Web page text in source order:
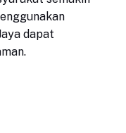
dapat